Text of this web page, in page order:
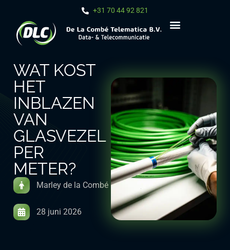
+31 70 44 92 821
WAT KOST
HET
INBLAZEN
VAN
GLASVEZEL
PER
METER?
Marley de la Combé
28 juni 2026